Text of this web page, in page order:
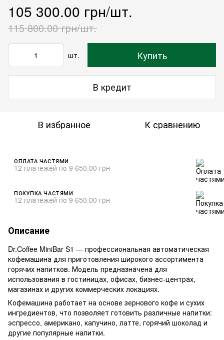
105 300.00 грн/шт.
115 800.00 грн/шт.
шт. Купить
В кредит
В избранное К сравнению
ОПЛАТА ЧАСТЯМИ
12 платежей по 9 650.00 грн
ПОКУПКА ЧАСТЯМИ
12 платежей по 9 650.00 грн
Описание
Dr.Coffee MiniBar S1 — профессиональная автоматическая
кофемашина для приготовления широкого ассортимента
горячих напитков. Модель предназначена для
использования в гостиницах, офисах, бизнес-центрах,
магазинах и других коммерческих локациях.
Кофемашина работает на основе зернового кофе и сухих
ингредиентов, что позволяет готовить различные напитки:
эспрессо, американо, капучино, латте, горячий шоколад и
другие популярные напитки.